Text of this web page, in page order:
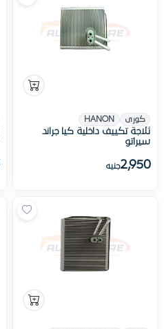
كورى HANON
ثلاجة تكييف داخلية كيا جراند
سيراتو
2,950جنيه